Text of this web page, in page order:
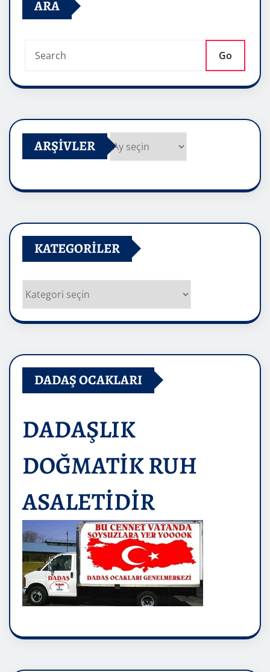
ARA
Go
ARŞIVLER
KATEGORILER
Kategoriler
DADAŞ OCAKLARI
DADAŞLIK
DOĞMATİK RUH
ASALETİDİR